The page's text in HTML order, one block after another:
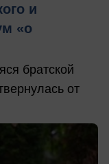
и
«о
братской
от